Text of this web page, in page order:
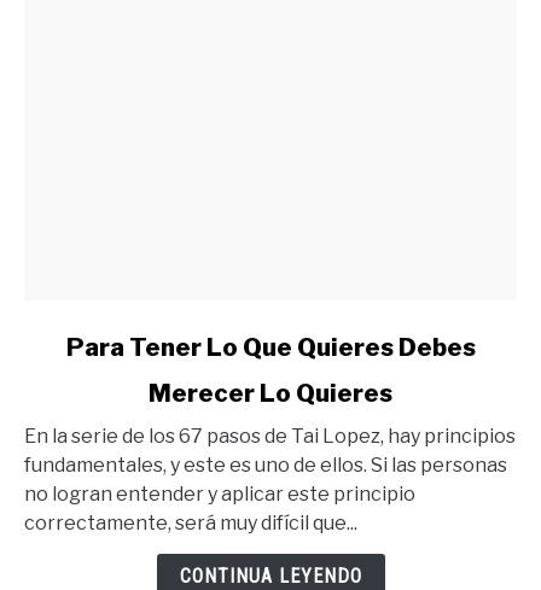
Tener
Lo
Que
Quieres
Para Tener Lo Que Quieres Debes
Merecer Lo Quieres
En la serie de los 67 pasos de Tai Lopez, hay principios
fundamentales, y este es uno de ellos. Si las personas
no logran entender y aplicar este principio
correctamente, será muy difícil que...
CONTINUA LEYENDO